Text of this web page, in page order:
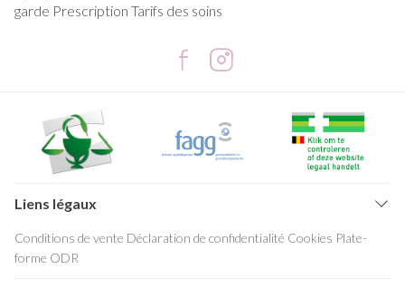
garde Prescription Tarifs des soins
Liens légaux
Conditions de vente Déclaration de confidentialité Cookies Plate-
forme ODR